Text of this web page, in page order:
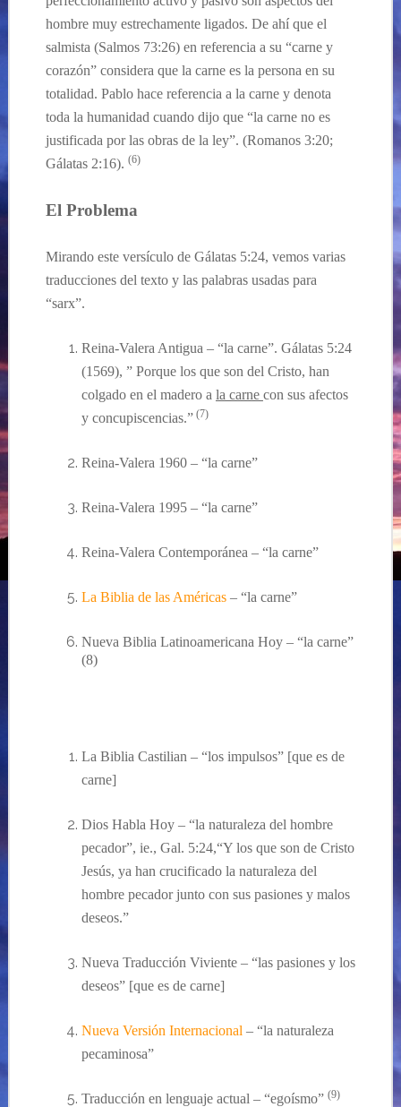
hombre muy estrechamente ligados. De ahí que el
salmista (Salmos 73:26) en referencia a su “carne y
corazón” considera que la carne es la persona en su
totalidad. Pablo hace referencia a la carne y denota
toda la humanidad cuando dijo que “la carne no es
justificada por las obras de la ley”. (Romanos 3:20;
Gálatas 2:16). (6)
El Problema
Mirando este versículo de Gálatas 5:24, vemos varias
traducciones del texto y las palabras usadas para
“sarx”.
Reina-Valera Antigua – “la carne”. Gálatas 5:24
(1569), ” Porque los que son del Cristo, han
colgado en el madero a la carne con sus afectos
y concupiscencias.”(7)
Reina-Valera 1960 – “la carne”
Reina-Valera 1995 – “la carne”
Reina-Valera Contemporánea – “la carne”
La Biblia de las Américas – “la carne”
Nueva Biblia Latinoamericana Hoy – “la carne”
(8)
La Biblia Castilian – “los impulsos” [que es de
carne]
Dios Habla Hoy – “la naturaleza del hombre
pecador”, ie., Gal. 5:24,“Y los que son de Cristo
Jesús, ya han crucificado la naturaleza del
hombre pecador junto con sus pasiones y malos
deseos.”
Nueva Traducción Viviente – “las pasiones y los
deseos” [que es de carne]
Nueva Versión Internacional – “la naturaleza
pecaminosa”
Traducción en lenguaje actual – “egoísmo” (9)